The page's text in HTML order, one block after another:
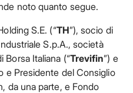
noto quanto segue.
S.E. (“TH”), socio di
S.p.A., società
Italiana (“Trevifin”) e
e Presidente del Consiglio
da una parte, e Fondo